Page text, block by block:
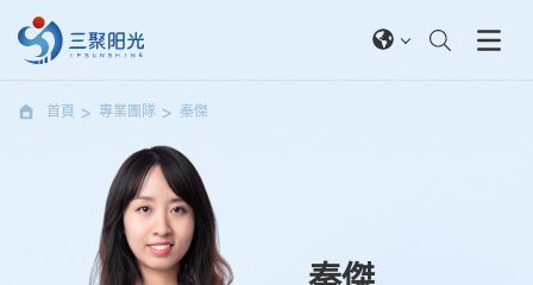
首頁 專業團隊 秦傑